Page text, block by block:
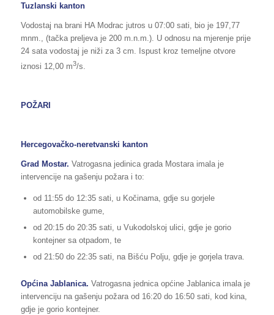
Tuzlanski kanton
Vodostaj na brani HA Modrac jutros u 07:00 sati, bio je 197,77
mnm., (tačka preljeva je 200 m.n.m.). U odnosu na mjerenje prije
24 sata vodostaj je niži za 3 cm. Ispust kroz temeljne otvore
iznosi 12,00 m3/s.
POŽARI
Hercegovačko-neretvanski kanton
Grad Mostar. Vatrogasna jedinica grada Mostara imala je
intervencije na gašenju požara i to:
od 11:55 do 12:35 sati, u Kočinama, gdje su gorjele
automobilske gume,
od 20:15 do 20:35 sati, u Vukodolskoj ulici, gdje je gorio
kontejner sa otpadom, te
od 21:50 do 22:35 sati, na Bišću Polju, gdje je gorjela trava.
Općina Jablanica. Vatrogasna jednica općine Jablanica imala je
intervenciju na gašenju požara od 16:20 do 16:50 sati, kod kina,
gdje je gorio kontejner.